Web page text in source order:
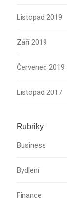
Listopad 2019
Září 2019
Červenec 2019
Listopad 2017
Rubriky
Business
Bydlení
Finance